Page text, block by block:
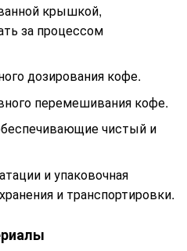
крышкой,
за процессом
дозирования кофе.
перемешивания кофе.
чистый и
и упаковочная
и транспортировки.